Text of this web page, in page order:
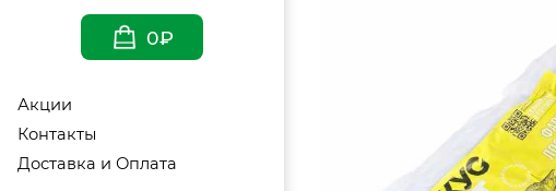
0₽
Акции
Контакты
Доставка и Оплата